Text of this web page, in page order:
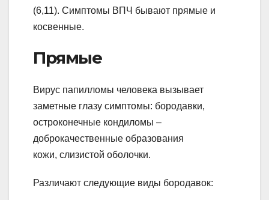
(6,11). Симптомы ВПЧ бывают прямые и
косвенные.
Прямые
Вирус папилломы человека вызывает
заметные глазу симптомы: бородавки,
остроконечные кондиломы –
доброкачественные образования
кожи, слизистой оболочки.
Различают следующие виды бородавок: